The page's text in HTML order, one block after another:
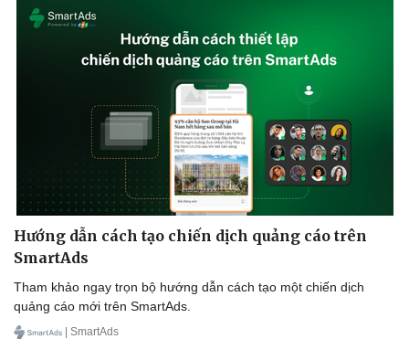
Lịch thi đấu bóng đá
eSports
Hậu trường
Ô tô
Xe máy
Tư vấn
Hướng dẫn cách tạo chiến dịch quảng cáo trên
SmartAds
Tham khảo ngay trọn bộ hướng dẫn cách tạo một chiến dịch
quảng cáo mới trên SmartAds.
| SmartAds